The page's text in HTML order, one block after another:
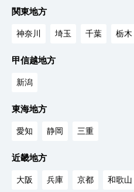
関東地方
神奈川 埼玉 千葉 栃木
甲信越地方
新潟
東海地方
愛知 静岡 三重
近畿地方
大阪 兵庫 京都 和歌山